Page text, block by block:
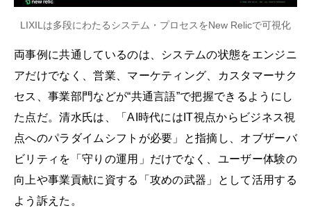
LIXILは多段にわたるシステム・プロセスをNew Relicで可視化
両事例に共通しているのは、システムの状態をエンジニ
アだけでなく、営業、マーケティング、カスタマーサク
セス、事業部門などが“共通言語”で把握できるようにし
た点だ。清水氏は、「AI時代にはIT視点からビジネス視
点へのパラダイムシフトが必要」と指摘し、オブザーバ
ビリティを「守りの運用」だけでなく、ユーザー体験の
向上や事業貢献に資する「攻めの武器」として活用する
よう訴えた。